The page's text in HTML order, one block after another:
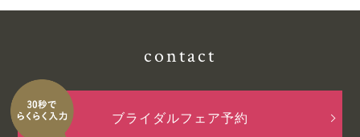
contact
ブライダルフェア予約